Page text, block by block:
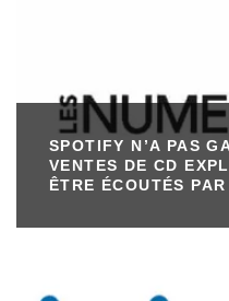
SPOTIFY N’A PAS
VENTES DE CD
ÊTRE ÉCOUTÉS